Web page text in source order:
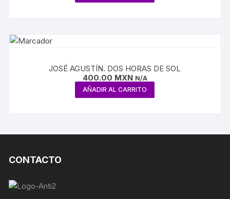
JOSÉ AGUSTÍN. DOS HORAS DE SOL
400.00 MXN N/A
AÑADIR AL CARRITO
CONTACTO